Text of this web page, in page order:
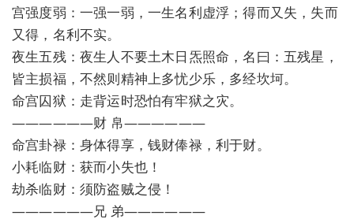
宫强度弱：一强一弱，一生名利虚浮；得而又失，失而
又得，名利不实。
夜生五残：夜生人不要土木日炁照命，名曰：五残星，
皆主损福，不然则精神上多忧少乐，多经坎坷。
命宫囚狱：走背运时恐怕有牢狱之灾。
——————财 帛——————
命宫卦禄：身体得享，钱财俸禄，利于财。
小耗临财：获而小失也！
劫杀临财：须防盗贼之侵！
——————兄 弟——————